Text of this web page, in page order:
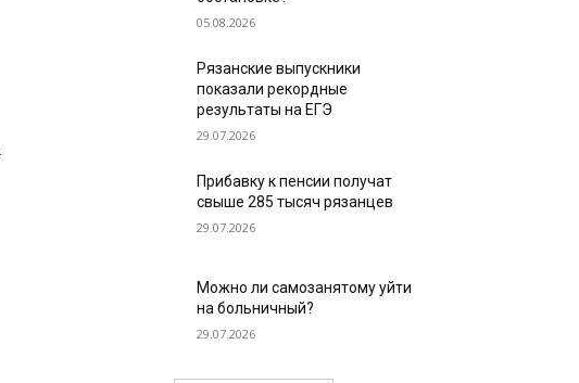
05.08.2026
Рязанские выпускники
показали рекордные
результаты на ЕГЭ
29.07.2026
Прибавку к пенсии получат
свыше 285 тысяч рязанцев
29.07.2026
Можно ли самозанятому уйти
на больничный?
29.07.2026